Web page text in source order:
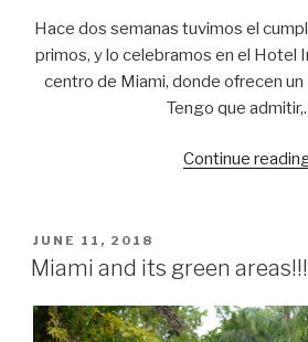
Hace dos semanas tuvimos el
primos, y lo celebramos en el Hotel
centro de Miami, donde ofrecen un
Tengo que
Continue
POSTED
ON
JUNE 11, 2018
Miami and its green